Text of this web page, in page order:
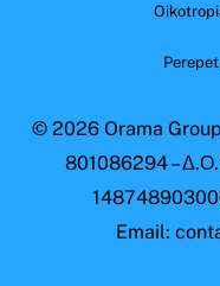
© 2026 Orama Group
801086294 –
Email: